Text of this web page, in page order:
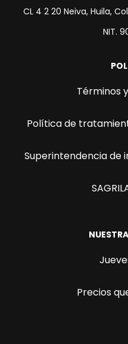
CL 4 2 20 Neiva, Huila,
NIT.
Términos
Política de
Superintendencia de
Precios